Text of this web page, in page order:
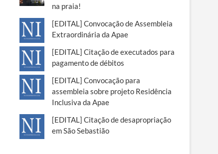
na praia!
[EDITAL] Convocação de Assembleia
Extraordinária da Apae
[EDITAL] Citação de executados para
pagamento de débitos
[EDITAL] Convocação para
assembleia sobre projeto Residência
Inclusiva da Apae
[EDITAL] Citação de desapropriação
em São Sebastião